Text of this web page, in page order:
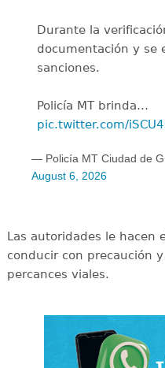
Durante la
documentación y se
sanciones.
Policía MT brinda…
pic.twitter.com/
— Policía MT Ciudad de
August 6, 2026
Las autoridades le hacen
conducir con precaución
percances viales.